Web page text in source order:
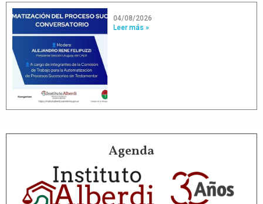
04/08/2026
Leer más »
Agenda